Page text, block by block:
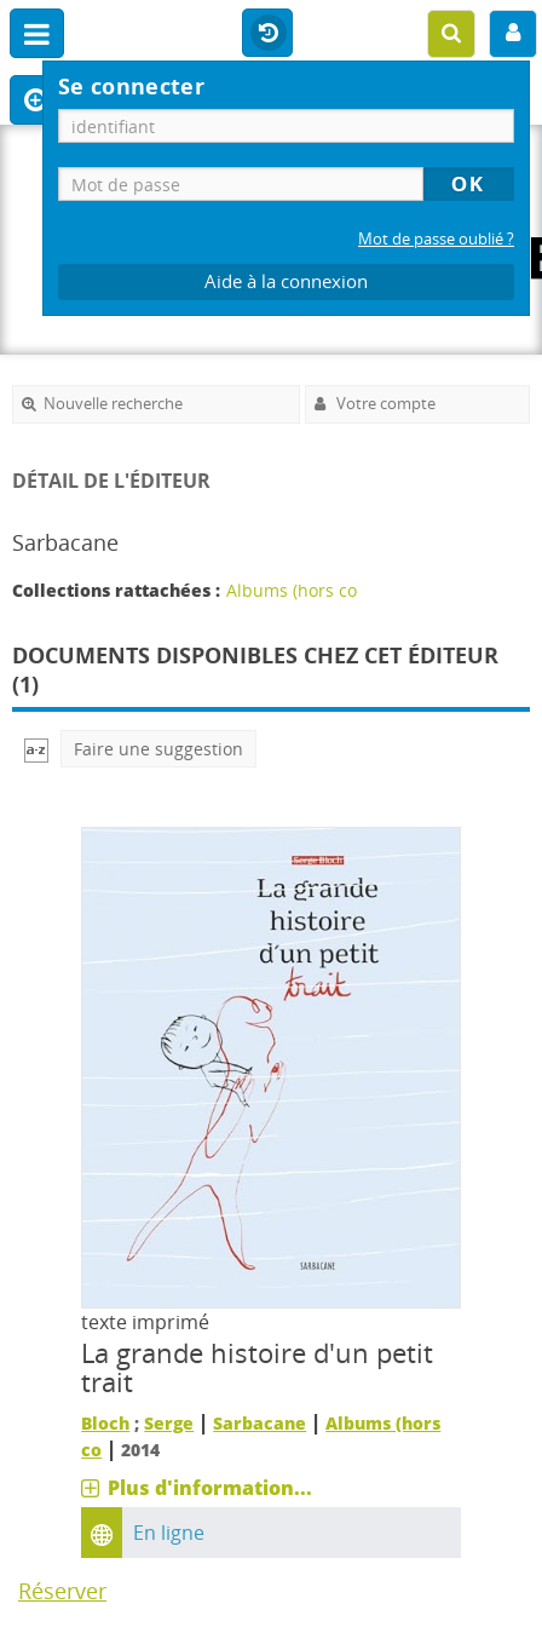
Se connecter
Mot de passe oublié ?
Aide à la connexion
Nouvelle recherche Votre compte
DÉTAIL DE L'ÉDITEUR
Sarbacane
Collections rattachées : Albums (hors co
DOCUMENTS DISPONIBLES CHEZ CET ÉDITEUR
(1)
Faire une suggestion
texte imprimé
La grande histoire d'un petit
trait
Bloch ;Serge |Sarbacane |Albums (hors
co |2014
Plus d'information...
En ligne
Réserver